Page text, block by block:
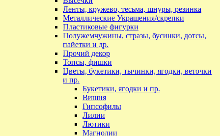
Ленты, кружево, тесьма, шнуры, резинка
Металлические Украшения/скрепки
Пластиковые фигурки
Полужемчужины, стразы, бусинки, дотсы,
пайетки и др.
Прочий декор
Топсы, фишки
Цветы, букетики, тычинки, ягодки, веточки
и пр.
Букетики, ягодки и пр.
Вишня
Гипсофилы
Лилии
Лютики
Магнолии